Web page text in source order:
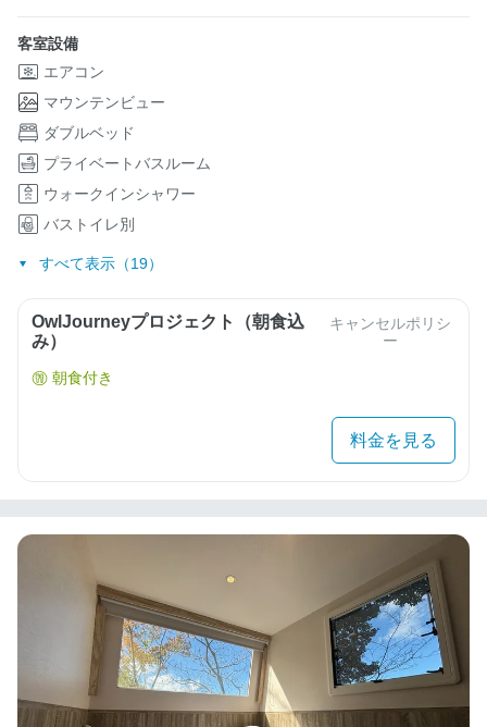
客室設備
エアコン
マウンテンビュー
ダブルベッド
プライベートバスルーム
ウォークインシャワー
バストイレ別
すべて表示（19）
OwlJourneyプロジェクト（朝食込
み）
キャンセルポリシ
ー
朝食付き
料金を見る